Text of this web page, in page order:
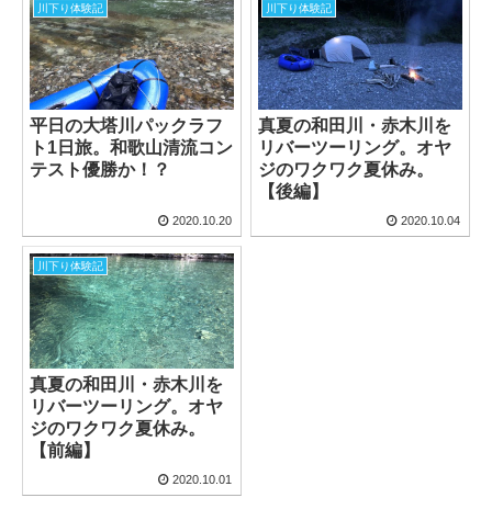
川下り体験記
平日の大塔川パックラフ
ト1日旅。和歌山清流コン
テスト優勝か！？
2020.10.20
川下り体験記
真夏の和田川・赤木川を
リバーツーリング。オヤ
ジのワクワク夏休み。
【後編】
2020.10.04
川下り体験記
真夏の和田川・赤木川を
リバーツーリング。オヤ
ジのワクワク夏休み。
【前編】
2020.10.01